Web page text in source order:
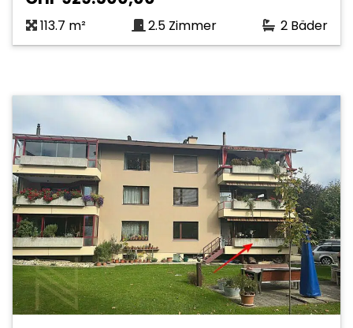
113.7 m² 2.5 Zimmer 2 Bäder